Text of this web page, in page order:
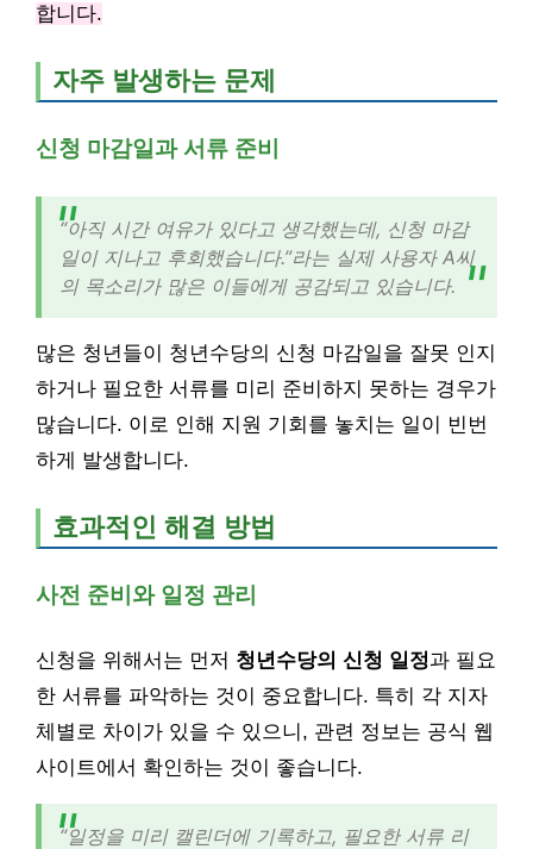
합니다.
자주 발생하는 문제
신청 마감일과 서류 준비
“아직 시간 여유가 있다고 생각했는데, 신청 마감
일이 지나고 후회했습니다.”라는 실제 사용자 A씨
의 목소리가 많은 이들에게 공감되고 있습니다.
많은 청년들이 청년수당의 신청 마감일을 잘못 인지
하거나 필요한 서류를 미리 준비하지 못하는 경우가
많습니다. 이로 인해 지원 기회를 놓치는 일이 빈번
하게 발생합니다.
효과적인 해결 방법
사전 준비와 일정 관리
신청을 위해서는 먼저 청년수당의 신청 일정과 필요
한 서류를 파악하는 것이 중요합니다. 특히 각 지자
체별로 차이가 있을 수 있으니, 관련 정보는 공식 웹
사이트에서 확인하는 것이 좋습니다.
“일정을 미리 캘린더에 기록하고, 필요한 서류 리